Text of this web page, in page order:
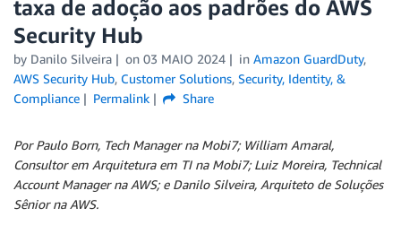
taxa de adoção aos padrões do AWS
Security Hub
by Danilo Silveira on 03 MAIO 2024 in Amazon GuardDuty,
AWS Security Hub, Customer Solutions, Security, Identity, &
Compliance
Permalink Share
Por Paulo Born, Tech Manager na Mobi7; William Amaral,
Consultor em Arquitetura em TI na Mobi7; Luiz Moreira, Technical
Account Manager na AWS; e Danilo Silveira, Arquiteto de Soluções
Sênior na AWS.